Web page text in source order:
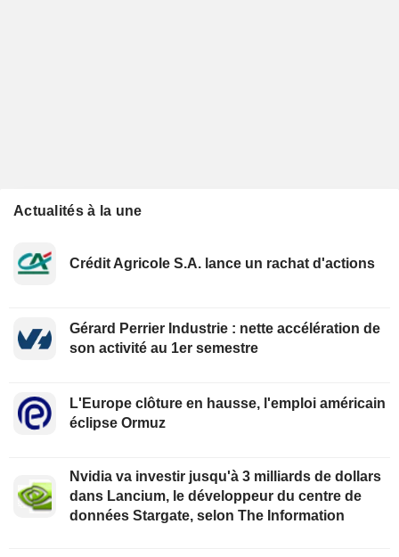
Actualités à la une
Crédit Agricole S.A. lance un rachat d'actions
Gérard Perrier Industrie : nette accélération de
son activité au 1er semestre
L'Europe clôture en hausse, l'emploi américain
éclipse Ormuz
Nvidia va investir jusqu'à 3 milliards de dollars
dans Lancium, le développeur du centre de
données Stargate, selon The Information